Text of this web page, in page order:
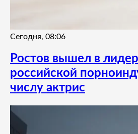
Сегодня, 08:06
Ростов вышел в
российской
числу актрис